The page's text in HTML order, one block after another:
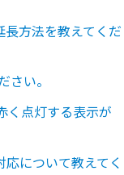
方法を教えてくだ
い。
く点灯する表示が
について教えてく